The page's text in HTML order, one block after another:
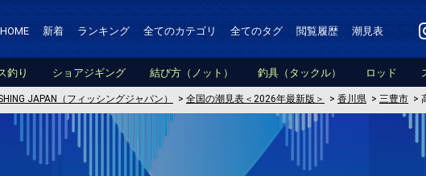
HOME 新着 ランキング 全てのカテゴリ 全てのタグ 閲覧履歴 潮見表
釣り ショアジギング 結び方（ノット） 釣具（タックル） ロッド
JAPAN（フィッシングジャパン） > 全国の潮見表＜2026年最新版＞ > 香川県 > 三豊市 >